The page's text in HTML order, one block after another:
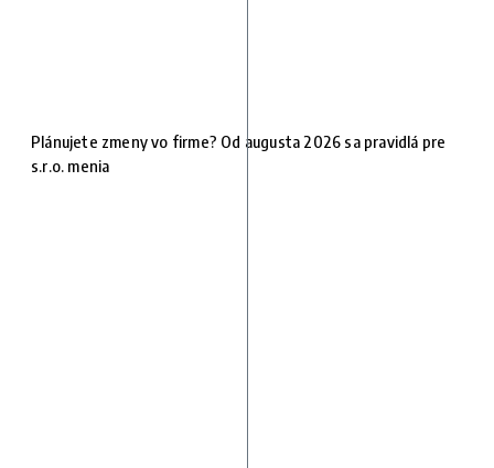
Plánujete zmeny vo firme? Od augusta 2026 sa pravidlá pre
s.r.o. menia